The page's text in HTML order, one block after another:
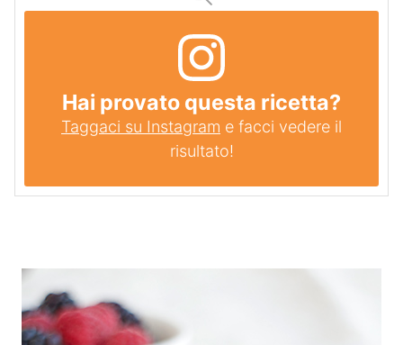
Hai provato questa ricetta?
Taggaci su Instagram e facci vedere il
risultato!